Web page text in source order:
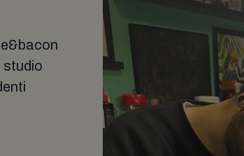
studio